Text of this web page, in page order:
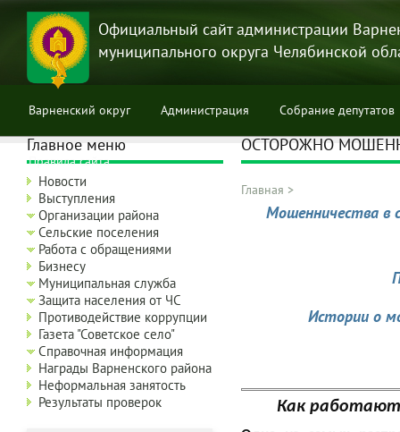
Перейти
основному
содержанию
Официальный сайт администрации
муниципального округа Челябинской
Варненский округ Администрация Собрание депутатов
Правила сайта
ОСТОРОЖНО
Строка
Главная >
Мошенничества в
Истории о
Как работают
Главное меню
Новости
Выступления
Организации района
Сельские поселения
Работа с обращениями
Бизнесу
Муниципальная служба
Защита населения от ЧС
Противодействие коррупции
Газета "Советское село"
Справочная информация
Награды Варненского района
Неформальная занятость
Результаты проверок